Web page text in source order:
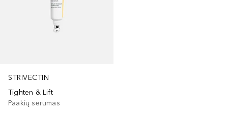
STRIVECTIN
Tighten & Lift
Paakių serumas